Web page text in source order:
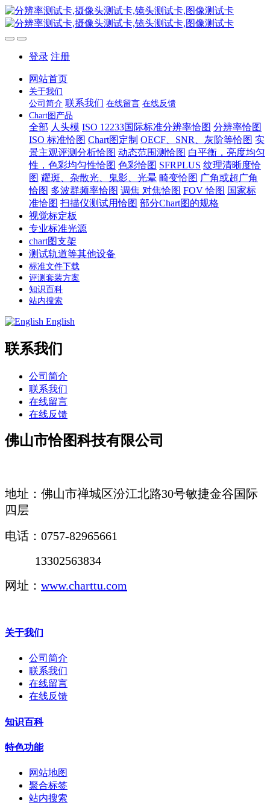
登录 注册
网站首页
关于我们
公司简介 联系我们 在线留言 在线反馈
Chart图产品
全部 人头模 ISO 12233国际标准分辨率恰图 分辨率恰图
ISO 标准恰图 Chart图定制 OECF、SNR、灰阶等恰图 实
景主观评测分析恰图 动态范围测恰图 白平衡，亮度均匀
性，色彩均匀性恰图 色彩恰图 SFRPLUS 纹理清晰度恰
图 耀斑、杂散光、鬼影、光晕 畸变恰图 广角或超广角
恰图 多波群频率恰图 调焦 对焦恰图 FOV 恰图 国家标
准恰图 扫描仪测试用恰图 部分Chart图的规格
视觉标定板
专业标准光源
chart图支架
测试轨道等其他设备
标准文件下载
评测套装方案
知识百科
站内搜索
English
联系我们
公司简介
联系我们
在线留言
在线反馈
佛山市恰图科技有限公司
地址：佛山市禅城区汾江北路30号敏捷金谷国际
四层
电话：0757-82965661
13302563834
网址： www.charttu.com
关于我们
公司简介
联系我们
在线留言
在线反馈
知识百科
特色功能
网站地图
聚合标签
站内搜索